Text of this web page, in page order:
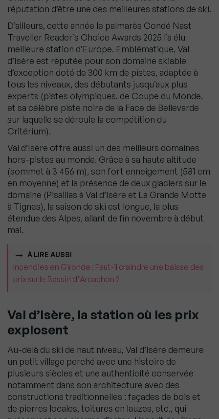
réputation d’être une des meilleures stations de ski.
D’ailleurs, cette année le palmarès Condé Nast
Traveller Reader’s Choice Awards 2025 l’a élu
meilleure station d’Europe. Emblématique, Val
d’Isère est réputée pour son domaine skiable
d’exception doté de 300 km de pistes, adaptée à
tous les niveaux, des débutants jusqu’aux plus
experts (pistes olympiques, de Coupe du Monde,
et sa célèbre piste noire de la Face de Bellevarde
sur laquelle se déroule la compétition du
Critérium).
Val d’Isère offre aussi un des meilleurs domaines
hors-pistes au monde. Grâce à sa haute altitude
(sommet à 3 456 m), son fort enneigement (581 cm
en moyenne) et la présence de deux glaciers sur le
domaine (Pisaillas à Val d’Isère et La Grande Motte
à Tignes), la saison de ski est longue, la plus
étendue des Alpes, allant de fin novembre à début
mai.
À LIRE AUSSI
Incendies en Gironde : Faut-il craindre une baisse des
prix sur le Bassin d'Arcachon ?
Val d’Isère, la station où les prix
explosent
Au-delà du ski de haut niveau, Val d’Isère demeure
un petit village perché avec une histoire de
plusieurs siècles et une authenticité conservée
notamment dans son architecture avec des
constructions traditionnelles : façades de bois et
de pierres locales, toitures en lauzes, etc., qui